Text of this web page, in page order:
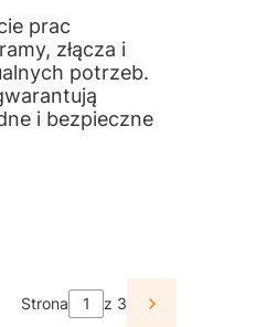
prac
złącza i
potrzeb.
i bezpieczne
Strona z 3
Następne